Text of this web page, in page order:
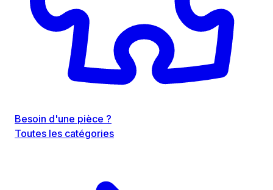
Besoin d'une pièce ?
Toutes les catégories